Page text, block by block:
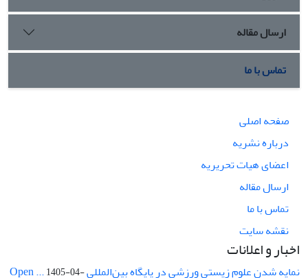
ارسال مقاله
تماس با ما
صفحه اصلی
درباره نشریه
اعضای هیات تحریریه
ارسال مقاله
تماس با ما
نقشه سایت
اخبار و اعلانات
نمایه شدن علوم زیستی ورزشی در پایگاه بین‌المللی Open ...1405-04-